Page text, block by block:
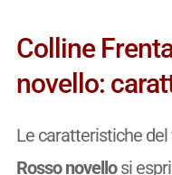
Colline
novello:
Le caratteristiche del
Rosso novellosi